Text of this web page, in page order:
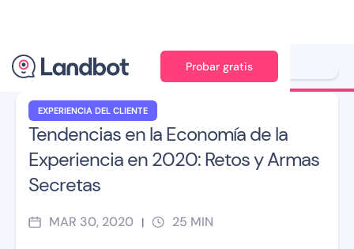
Probar gratis
EXPERIENCIA DEL CLIENTE
Tendencias en la Economía de la
Experiencia en 2020: Retos y Armas
Secretas
MAR 30, 2020 | 25 MIN
Jana Pérez